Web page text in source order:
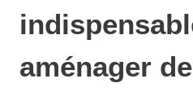
aménager